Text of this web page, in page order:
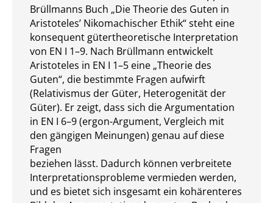
Brüllmanns Buch „Die Theorie des Guten in
Aristoteles’ Nikomachischer Ethik“ steht eine
konsequent gütertheoretische Interpretation
von EN I 1–9. Nach Brüllmann entwickelt
Aristoteles in EN I 1–5 eine „Theorie des
Guten“, die bestimmte Fragen aufwirft
(Relativismus der Güter, Heterogenität der
Güter). Er zeigt, dass sich die Argumentation
in EN I 6–9 (ergon-Argument, Vergleich mit
den gängigen Meinungen) genau auf diese
Fragen
beziehen lässt. Dadurch können verbreitete
Interpretationsprobleme vermieden werden,
und es bietet sich insgesamt ein kohärenteres